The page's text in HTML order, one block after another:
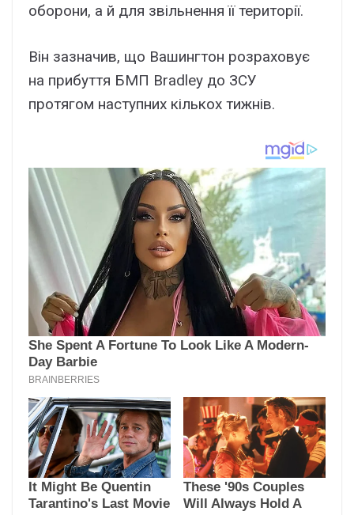
оборони, а й для звільнення її території.
Він зазначив, що Вашингтон розраховує
на прибуття БМП Bradley до ЗСУ
протягом наступних кількох тижнів.